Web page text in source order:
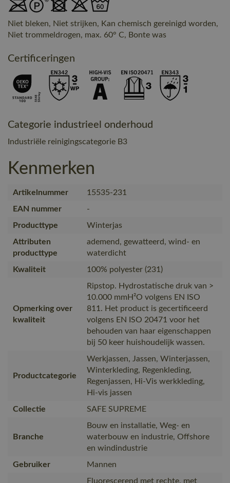
Niet bleken, Niet strijken, Kan chemisch gereinigd worden,
Niet trommeldrogen, max. 60° C, Bonte was
Certificeringen
Categorie industrieel onderhoud
Industriële reinigingscategorie B3
Kenmerken
Artikelnummer
15535-231
EAN nummer
-
Producttype
Winterjas
Attributen
producttype
ademend, gewatteerd, wind- en
waterdicht
Kwaliteit
100% polyester (231)
Opmerking over
kwaliteit
Ripstop. Hydrostatische druk van >
10.000 mmH²O volgens EN ISO
811. Het product is gecertificeerd
volgens EN ISO 20471 voor het
behouden van haar eigenschappen
bij 50 keer huishoudelijk wassen.
Productcategorie
Werkjassen, Jassen, Winterjassen,
Winterkleding, Regenkleding,
Regenjassen, Hi-Vis werkkleding,
Hi-vis jassen
Collectie
SAFE SUPREME
Branche
Bouw en installatie, Weg- en
waterbouw en industrie, Offshore
en windindustrie
Gebruiker
Mannen
Fluorescerend met rechte, met